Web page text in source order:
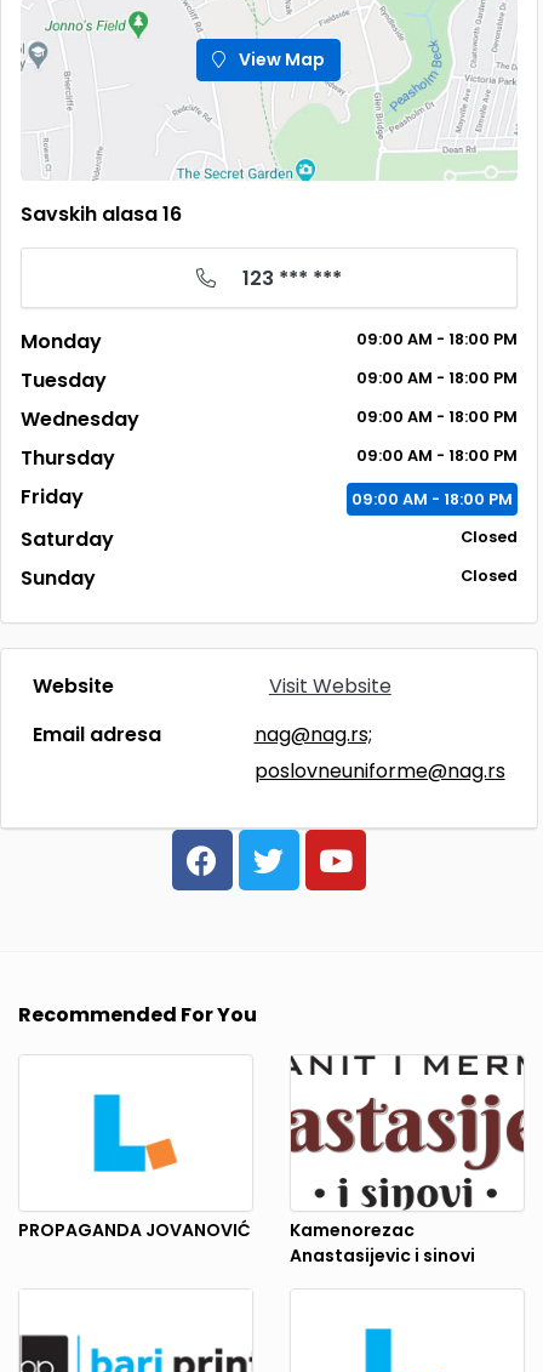
View Map
Savskih alasa 16
123 *** ***
Monday 09:00 AM - 18:00 PM
Tuesday 09:00 AM - 18:00 PM
Wednesday 09:00 AM - 18:00 PM
Thursday 09:00 AM - 18:00 PM
Friday 09:00 AM - 18:00 PM
Saturday Closed
Sunday Closed
Website
Visit Website
Email adresa
nag@nag.rs;
poslovneuniforme@nag.rs
Recommended For You
PROPAGANDA JOVANOVIĆ
Kamenorezac
Anastasijevic i sinovi